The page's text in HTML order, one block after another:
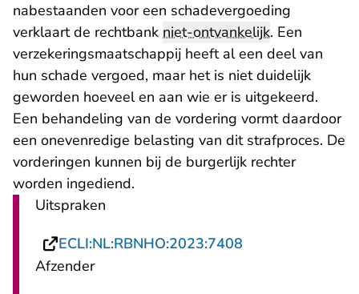
nabestaanden voor een schadevergoeding
verklaart de rechtbank niet-ontvankelijk. Een
verzekeringsmaatschappij heeft al een deel van
hun schade vergoed, maar het is niet duidelijk
geworden hoeveel en aan wie er is uitgekeerd.
Een behandeling van de vordering vormt daardoor
een onevenredige belasting van dit strafproces. De
vorderingen kunnen bij de burgerlijk rechter
worden ingediend.
Uitspraken
ECLI:NL:RBNHO:2023:7408
Afzender